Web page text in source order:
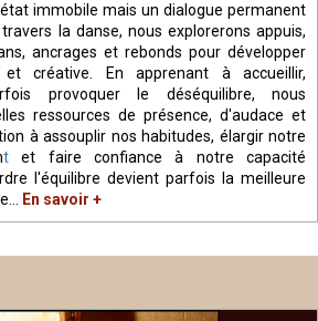
immobile mais un dialogue permanent
la danse, nous explorerons appuis,
ancrages et rebonds pour développer
créative. En apprenant à accueillir,
provoquer le déséquilibre, nous
ressources de présence, d'audace et
à assouplir nos habitudes, élargir notre
tet faire confiance à notre capacité
l'équilibre devient parfois la meilleure
En savoir +